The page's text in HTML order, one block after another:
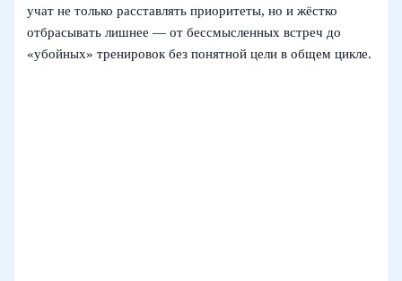
учат не только расставлять приоритеты, но и жёстко
отбрасывать лишнее — от бессмысленных встреч до
«убойных» тренировок без понятной цели в общем цикле.